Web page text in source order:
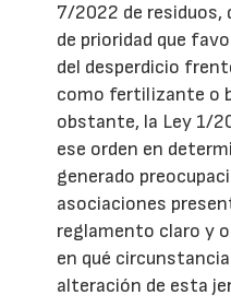
7/2022 de residuos,
de prioridad que
del desperdicio
como fertilizante o
obstante, la Ley 1/
ese orden en
generado
asociaciones
reglamento claro y
en qué
alteración de esta